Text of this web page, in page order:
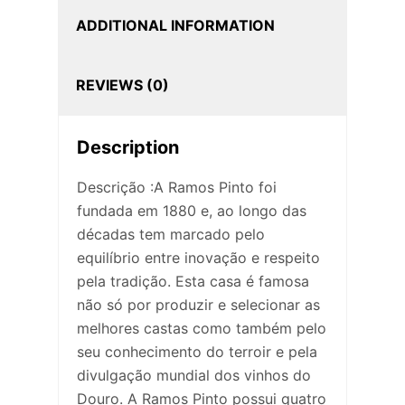
ADDITIONAL INFORMATION
REVIEWS (0)
Description
Descrição :A Ramos Pinto foi
fundada em 1880 e, ao longo das
décadas tem marcado pelo
equilíbrio entre inovação e respeito
pela tradição. Esta casa é famosa
não só por produzir e selecionar as
melhores castas como também pelo
seu conhecimento do terroir e pela
divulgação mundial dos vinhos do
Douro. A Ramos Pinto possui quatro